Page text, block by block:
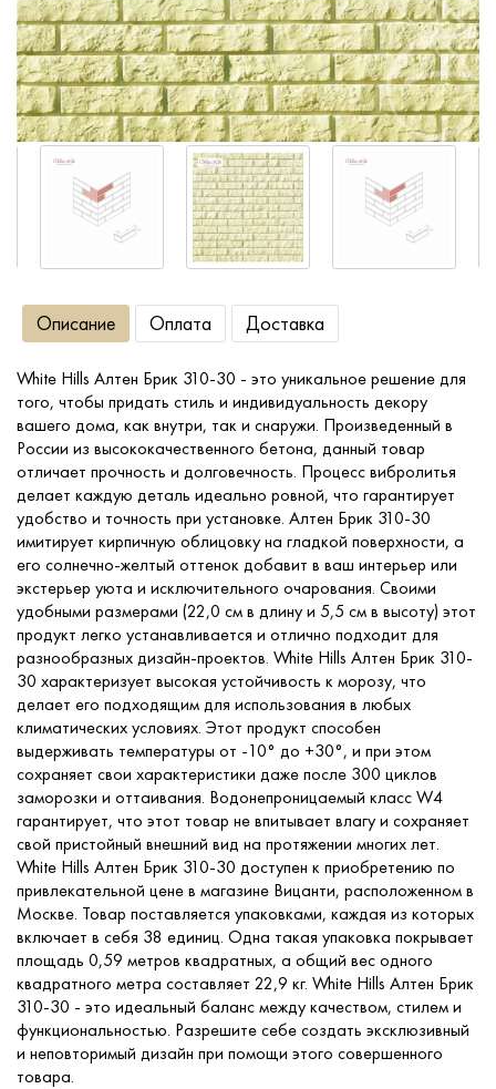
Сопутствующие товары
О компании
Услуги
Портфолио
Контакты
Описание Оплата Доставка
White Hills Алтен Брик 310-30 - это уникальное решение для
того, чтобы придать стиль и индивидуальность декору
вашего дома, как внутри, так и снаружи. Произведенный в
России из высококачественного бетона, данный товар
отличает прочность и долговечность. Процесс вибролитья
делает каждую деталь идеально ровной, что гарантирует
удобство и точность при установке. Алтен Брик 310-30
имитирует кирпичную облицовку на гладкой поверхности, а
его солнечно-желтый оттенок добавит в ваш интерьер или
экстерьер уюта и исключительного очарования. Своими
удобными размерами (22,0 см в длину и 5,5 см в высоту) этот
продукт легко устанавливается и отлично подходит для
разнообразных дизайн-проектов. White Hills Алтен Брик 310-
30 характеризует высокая устойчивость к морозу, что
делает его подходящим для использования в любых
климатических условиях. Этот продукт способен
выдерживать температуры от -10° до +30°, и при этом
сохраняет свои характеристики даже после 300 циклов
заморозки и оттаивания. Водонепроницаемый класс W4
гарантирует, что этот товар не впитывает влагу и сохраняет
свой пристойный внешний вид на протяжении многих лет.
White Hills Алтен Брик 310-30 доступен к приобретению по
привлекательной цене в магазине Вицанти, расположенном в
Москве. Товар поставляется упаковками, каждая из которых
включает в себя 38 единиц. Одна такая упаковка покрывает
площадь 0,59 метров квадратных, а общий вес одного
квадратного метра составляет 22,9 кг. White Hills Алтен Брик
310-30 - это идеальный баланс между качеством, стилем и
функциональностью. Разрешите себе создать эксклюзивный
и неповторимый дизайн при помощи этого совершенного
товара.